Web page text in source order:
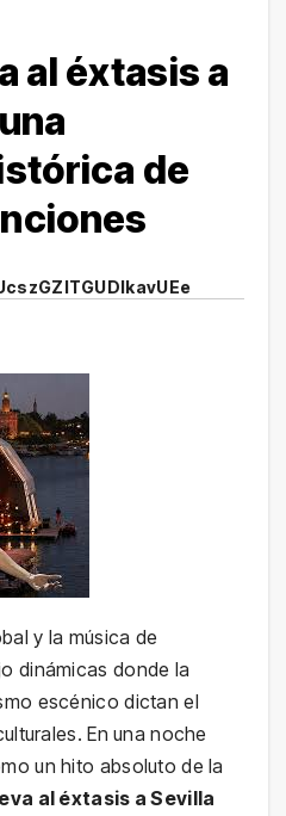
al éxtasis a
de
y la música de
dinámicas donde la
escénico dictan el
En una noche
un hito absoluto de la
al éxtasis a Sevilla